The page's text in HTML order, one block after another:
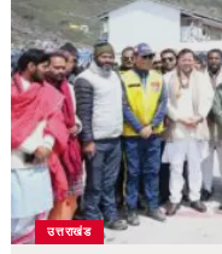
उत्तराखंड